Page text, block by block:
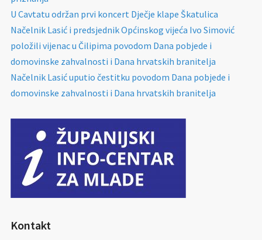
U Cavtatu održan prvi koncert Dječje klape Škatulica
Načelnik Lasić i predsjednik Općinskog vijeća Ivo Simović
položili vijenac u Čilipima povodom Dana pobjede i
domovinske zahvalnosti i Dana hrvatskih branitelja
Načelnik Lasić uputio čestitku povodom Dana pobjede i
domovinske zahvalnosti i Dana hrvatskih branitelja
Kontakt